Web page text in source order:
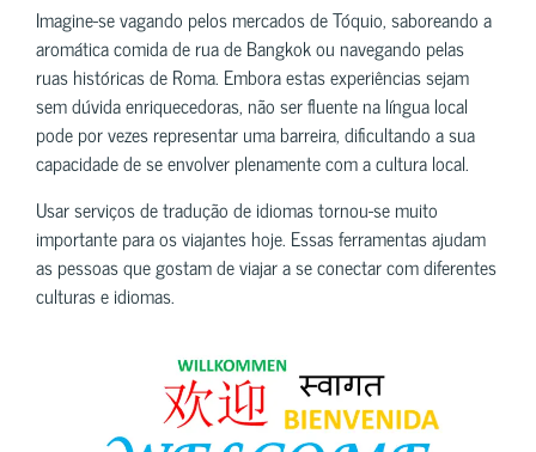
Imagine-se vagando pelos mercados de Tóquio, saboreando a
aromática comida de rua de Bangkok ou navegando pelas
ruas históricas de Roma. Embora estas experiências sejam
sem dúvida enriquecedoras, não ser fluente na língua local
pode por vezes representar uma barreira, dificultando a sua
capacidade de se envolver plenamente com a cultura local.
Usar serviços de tradução de idiomas tornou-se muito
importante para os viajantes hoje. Essas ferramentas ajudam
as pessoas que gostam de viajar a se conectar com diferentes
culturas e idiomas.